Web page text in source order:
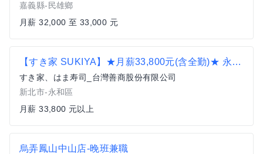
嘉義縣-民雄鄉
月薪 32,000 至 33,000 元
【すき家 SUKIYA】★月薪33,800元(含全勤)★ 永和中正店 全職
すき家、はま寿司_台灣善商股份有限公司
新北市-永和區
月薪 33,800 元以上
烏弄鳳山中山店-晚班兼職